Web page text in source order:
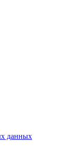
данных